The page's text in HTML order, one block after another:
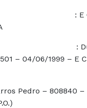
E
– 04/06/1999 – E
Pedro – 808840 –